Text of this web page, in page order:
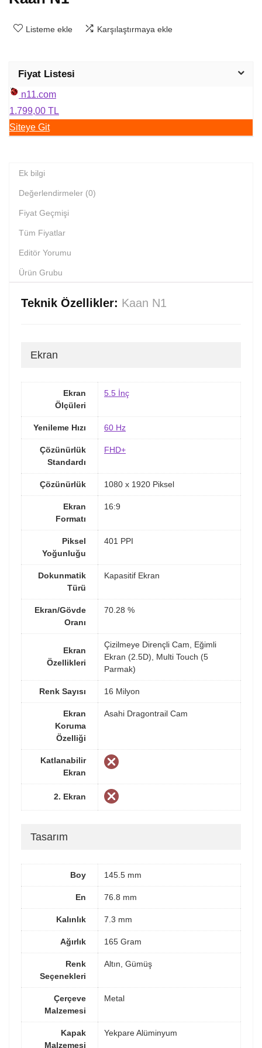
Listeme ekle Karşılaştırmaya ekle
Fiyat Listesi
n11.com
1.799,00 TL
Siteye Git
Ek bilgi
Değerlendirmeler (0)
Fiyat Geçmişi
Tüm Fiyatlar
Editör Yorumu
Ürün Grubu
Teknik Özellikler: Kaan N1
Ekran
Ekran
Ölçüleri
5.5 İnç
Yenileme Hızı 60 Hz
Çözünürlük
Standardı
FHD+
Çözünürlük 1080 x 1920 Piksel
Ekran
Formatı
16:9
Piksel
Yoğunluğu
401 PPI
Dokunmatik
Türü
Kapasitif Ekran
Ekran/Gövde
Oranı
70.28 %
Ekran
Özellikleri
Çizilmeye Dirençli Cam, Eğimli
Ekran (2.5D), Multi Touch (5
Parmak)
Renk Sayısı 16 Milyon
Ekran
Koruma
Özelliği
Asahi Dragontrail Cam
Katlanabilir
Ekran
2. Ekran
Tasarım
Boy 145.5 mm
En 76.8 mm
Kalınlık 7.3 mm
Ağırlık 165 Gram
Renk
Seçenekleri
Altın, Gümüş
Çerçeve
Malzemesi
Metal
Kapak
Malzemesi
Yekpare Alüminyum